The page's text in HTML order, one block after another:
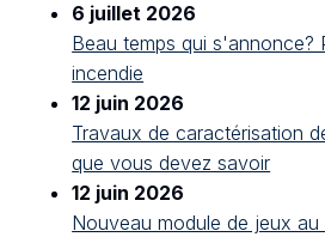
6 juillet 2026
Beau temps qui s'annonce?
incendie
12 juin 2026
Travaux de caractérisation
que vous devez savoir
12 juin 2026
Nouveau module de jeux